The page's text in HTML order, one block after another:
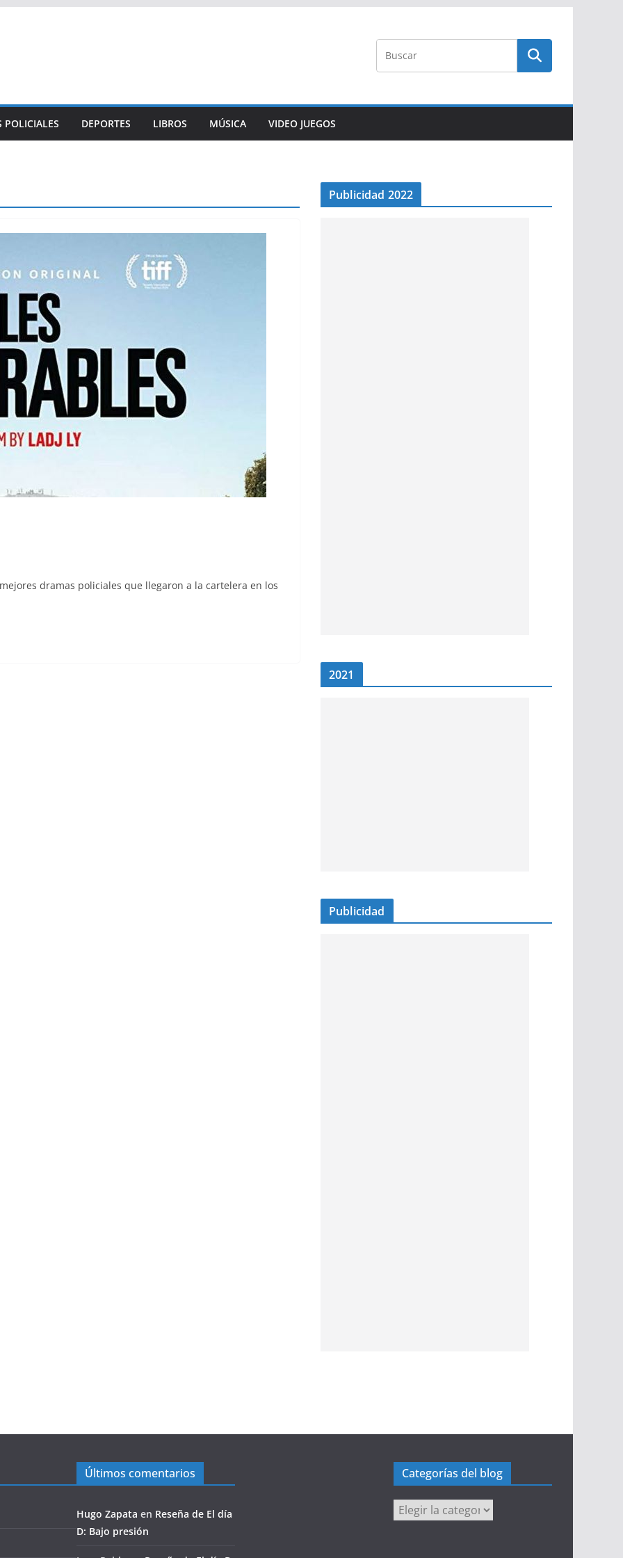
POLICIALES DEPORTES LIBROS MÚSICA VIDEO JUEGOS
dramas policiales que llegaron a la cartelera en los
Publicidad 2022
2021
Publicidad
Últimos comentarios
Hugo Zapata en Reseña de El día
D: Bajo presión
Categorías del blog
Categorías
del